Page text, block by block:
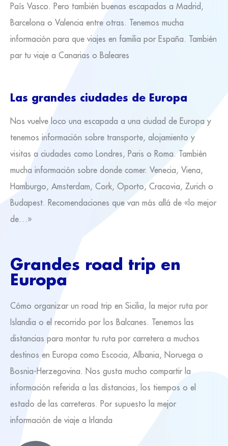
País Vasco. Pero también buenas escapadas a Madrid,
Barcelona o Valencia entre otras. Tenemos mucha
información para que viajes en familia por España. También
par tu viaje a Canarias o Baleares
Las grandes ciudades de Europa
Nos vuelve loco una escapada a una ciudad de Europa y
tenemos información sobre transporte, alojamiento y
visitas a ciudades como Londres, Paris o Roma. También
mucha información sobre donde comer. Venecia, Viena,
Hamburgo, Amsterdam, Cork, Oporto, Cracovia, Zurich o
Budapest. Recomendaciones que van más allá de «lo mejor
de…»
Grandes road trip en
Europa
Cómo organizar un road trip en Sicilia, la mejor ruta por
Islandia o el recorrido por los Balcanes. Tenemos las
distancias para montar tu ruta por carretera a muchos
destinos en Europa como Escocia, Albania, Noruega o
Bosnia-Herzegovina. Nos gusta mucho compartir la
información referida a las distancias, los tiempos o el
estado de las carreteras. Por supuesto la mejor
información de viaje a Irlanda